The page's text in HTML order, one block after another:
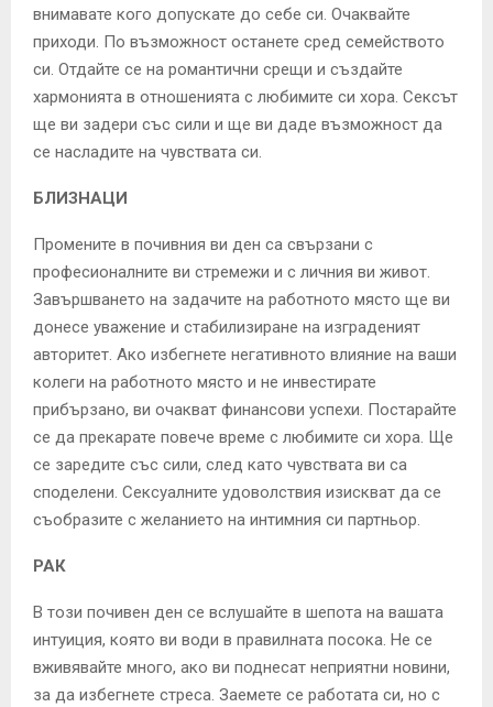
внимавате кого допускате до себе си. Очаквайте
приходи. По възможност останете сред семейството
си. Отдайте се на романтични срещи и създайте
хармонията в отношенията с любимите си хора. Сексът
ще ви задери със сили и ще ви даде възможност да
се насладите на чувствата си.
БЛИЗНАЦИ
Промените в почивния ви ден са свързани с
професионалните ви стремежи и с личния ви живот.
Завършването на задачите на работното място ще ви
донесе уважение и стабилизиране на изграденият
авторитет. Ако избегнете негативното влияние на ваши
колеги на работното място и не инвестирате
прибързано, ви очакват финансови успехи. Постарайте
се да прекарате повече време с любимите си хора. Ще
се заредите със сили, след като чувствата ви са
споделени. Сексуалните удоволствия изискват да се
съобразите с желанието на интимния си партньор.
РАК
В този почивен ден се вслушайте в шепота на вашата
интуиция, която ви води в правилната посока. Не се
вживявайте много, ако ви поднесат неприятни новини,
за да избегнете стреса. Заемете се работата си, но с